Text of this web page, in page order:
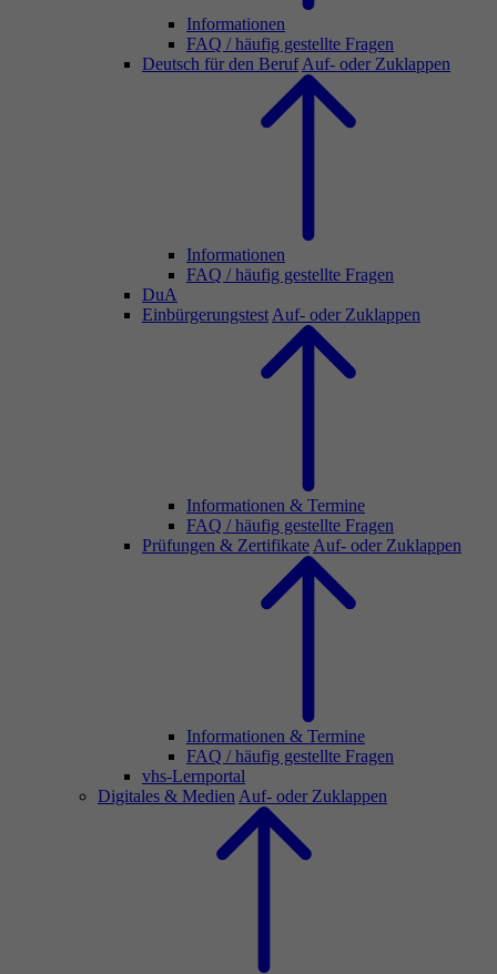
Informationen
FAQ / häufig gestellte Fragen
Deutsch für den Beruf Auf- oder Zuklappen
Informationen
FAQ / häufig gestellte Fragen
DuA
Einbürgerungstest Auf- oder Zuklappen
Informationen & Termine
FAQ / häufig gestellte Fragen
Prüfungen & Zertifikate Auf- oder Zuklappen
Informationen & Termine
FAQ / häufig gestellte Fragen
vhs-Lernportal
Digitales & Medien Auf- oder Zuklappen